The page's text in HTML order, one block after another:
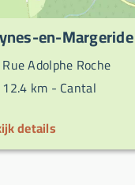
en-Margeride
Rue Adolphe Roche
12.4 km - Cantal
details